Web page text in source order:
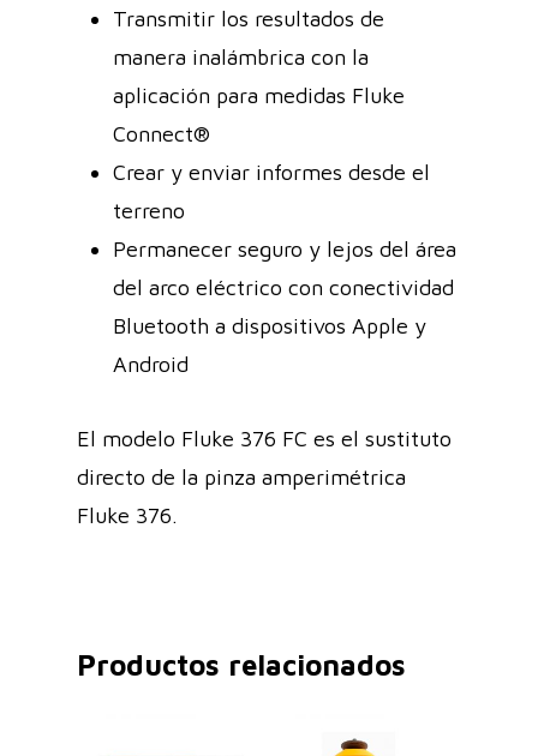
Transmitir los resultados de
manera inalámbrica con la
aplicación para medidas Fluke
Connect®
Crear y enviar informes desde el
terreno
Permanecer seguro y lejos del área
del arco eléctrico con conectividad
Bluetooth a dispositivos Apple y
Android
El modelo Fluke 376 FC es el sustituto
directo de la pinza amperimétrica
Fluke 376.
Productos relacionados